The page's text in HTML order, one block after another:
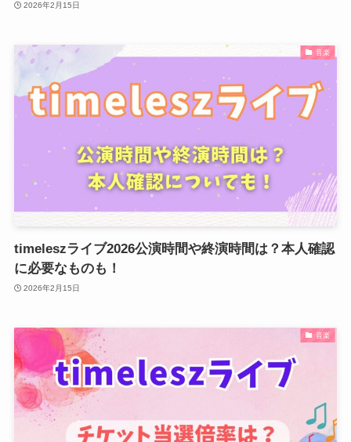
2026年2月15日
音楽
timeleszライブ2026公演時間や終演時間は？本人確認
に必要なものも！
2026年2月15日
音楽